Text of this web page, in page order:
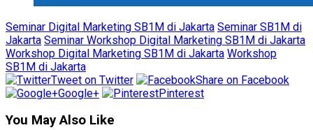
Seminar Digital Marketing SB1M di Jakarta Seminar SB1M di
Jakarta Seminar Workshop Digital Marketing SB1M di Jakarta
Workshop Digital Marketing SB1M di Jakarta Workshop
SB1M di Jakarta
Tweet on Twitter
Share on Facebook
Google+
Pinterest
You May Also Like